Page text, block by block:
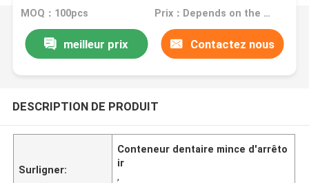
MOQ：100pcs Prix：Depends on the order quantity
meilleur prix Contactez nous
DESCRIPTION DE PRODUIT
Surligner:
Conteneur dentaire mince d'arrêto
ir
,